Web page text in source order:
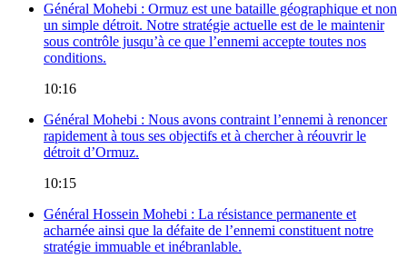
Général Mohebi : Ormuz est une bataille géographique et non
un simple détroit. Notre stratégie actuelle est de le maintenir
sous contrôle jusqu’à ce que l’ennemi accepte toutes nos
conditions.
10:16
Général Mohebi : Nous avons contraint l’ennemi à renoncer
rapidement à tous ses objectifs et à chercher à réouvrir le
détroit d’Ormuz.
10:15
Général Hossein Mohebi : La résistance permanente et
acharnée ainsi que la défaite de l’ennemi constituent notre
stratégie immuable et inébranlable.